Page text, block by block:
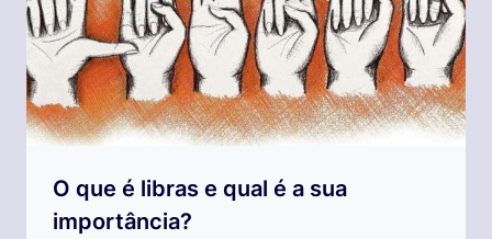
O que é libras e qual é a sua
importância?